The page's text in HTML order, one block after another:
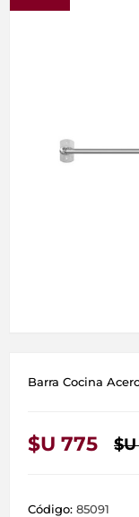
Barra Cocina
$U 775
Código: 85091